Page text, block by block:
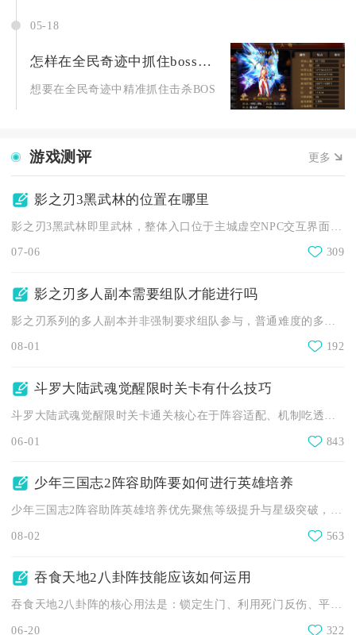
05-18
怎样在全民奇迹中抓住boss的机会
想要在全民奇迹中精准抓住击杀BOSS的机会，核心在于建立“
游戏测评 更多
影之刃3黑武林的位置在哪里
07-06 309
影之刃多人副本需要组队才能进行吗
08-01 192
斗罗大陆武魂觉醒限时关卡有什么技巧
斗罗大陆武魂觉醒限时关卡通关核心在于阵容适配、机制吃透、手动...
06-01 843
少年三国志2阵容助阵要如何进行英雄培养
少年三国志2阵容助阵英雄培养优先聚焦等级提升与星级突破，舍弃...
08-02 563
吞食天地2八卦阵技能应该如何运用
吞食天地2八卦阵的核心用法是：锁定生门、利用死门反伤、平门免...
06-20 322